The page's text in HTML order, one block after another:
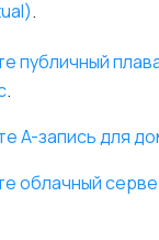
.
публичный
.
A-запись для
облачный